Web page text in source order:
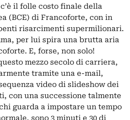
il folle costo finale della
(BCE) di Francoforte, con in
risarcimenti supermilionari.
per lui spira una brutta aria
E, forse, non solo!
mezzo secolo di carriera,
tramite una e-mail,
video di slideshow dei
con una successione talmente
guarda a impostare un tempo
sono 3 minuti e 30 di